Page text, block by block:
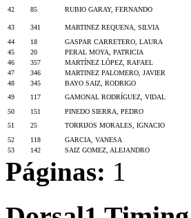
42
85 RUBIO GARAY, FERNANDO
43 341 MARTINEZ REQUENA, SILVIA
44
18 GASPAR CARRETERO, LAURA
45
20 PERAL MOYA, PATRICIA
46
357 MARTÍNEZ LÓPEZ, RAFAEL
47
346 MARTINEZ PALOMERO, JAVIER
48
345 BAYO SAIZ, RODRIGO
49
117 GAMONAL RODRÍGUEZ, VIDAL
50
151 PINEDO SIERRA, PEDRO
51
25 TORRIJOS MORALES, IGNACIO
52
118 GARCIA, VANESA
53
142 SAIZ GOMEZ, ALEJANDRO
Páginas: 1